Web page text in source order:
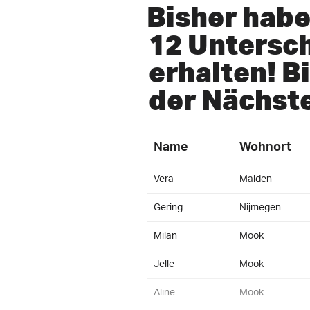
Bisher
12
erhalten!
der
Name Wohnort
Vera Malden
Gering Nijmegen
Milan Mook
Jelle Mook
Aline Mook